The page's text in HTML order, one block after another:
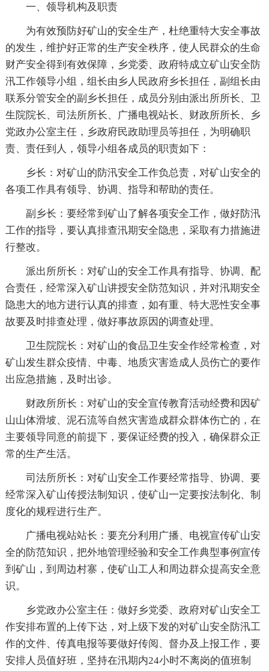
一、领导机构及职责
为有效预防好矿山的安全生产，杜绝重特大安全事故
的发生，维护好正常的生产安全秩序，使人民群众的生命
财产安全得到有效保障，乡党委、政府特成立矿山安全防
汛工作领导小组，组长由乡人民政府乡长担任，副组长由
联系分管安全的副乡长担任，成员分别由派出所所长、卫
生院院长、司法所所长、广播电视站长、财政所所长、乡
党政办公室主任，乡政府民政助理员等担任，为明确职
责、责任到人，领导小组各成员的职责如下：
乡长：对矿山的防汛安全工作负总责，对矿山安全的
各项工作具有领导、协调、指导和帮助的责任。
副乡长：要经常到矿山了解各项安全工作，做好防汛
工作的指导，要认真排查汛期安全隐患，采取有力措施进
行整改。
派出所所长：对矿山的安全工作具有指导、协调、配
合责任，经常深入矿山讲授安全防范知识，并对汛期安全
隐患大的地方进行认真的排查，如有重、特大恶性安全事
故要及时排查处理，做好事故原因的调查处理。
卫生院院长：对矿山的食品卫生安全作经常检查，对
矿山发生群众疫情、中毒、地质灾害造成人员伤亡的要作
出应急措施，及时出诊。
财政所所长：对矿山的安全宣传教育活动经费和因矿
山山体滑坡、泥石流等自然灾害造成群众群体伤亡的，在
主要领导同意的前提下，要保证经费的投入，确保群众正
常的生产生活。
司法所所长：对矿山安全工作要经常指导、协调、要
经常深入矿山传授法制知识，使矿山一定要按法制化、制
度化的规程进行生产。
广播电视站站长：要充分利用广播、电视宣传矿山安
全的防范知识，把外地管理经验和安全工作典型事例宣传
到矿山，到周边村寨，使矿山工人和周边群众提高安全意
识。
乡党政办公室主任：做好乡党委、政府对矿山安全工
作安排布置的上传下达，对上级下发的对矿山安全防汛工
作的文件、传真电报等要做好传阅、督办及上报工作，要
安排人员值好班，坚持在汛期内24小时不离岗的值班制